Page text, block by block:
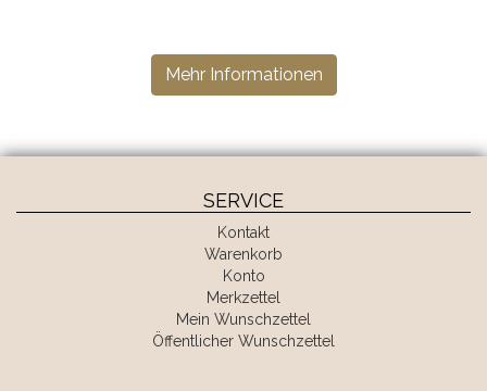
Mehr Informationen
SERVICE
Kontakt
Warenkorb
Konto
Merkzettel
Mein Wunschzettel
Öffentlicher Wunschzettel